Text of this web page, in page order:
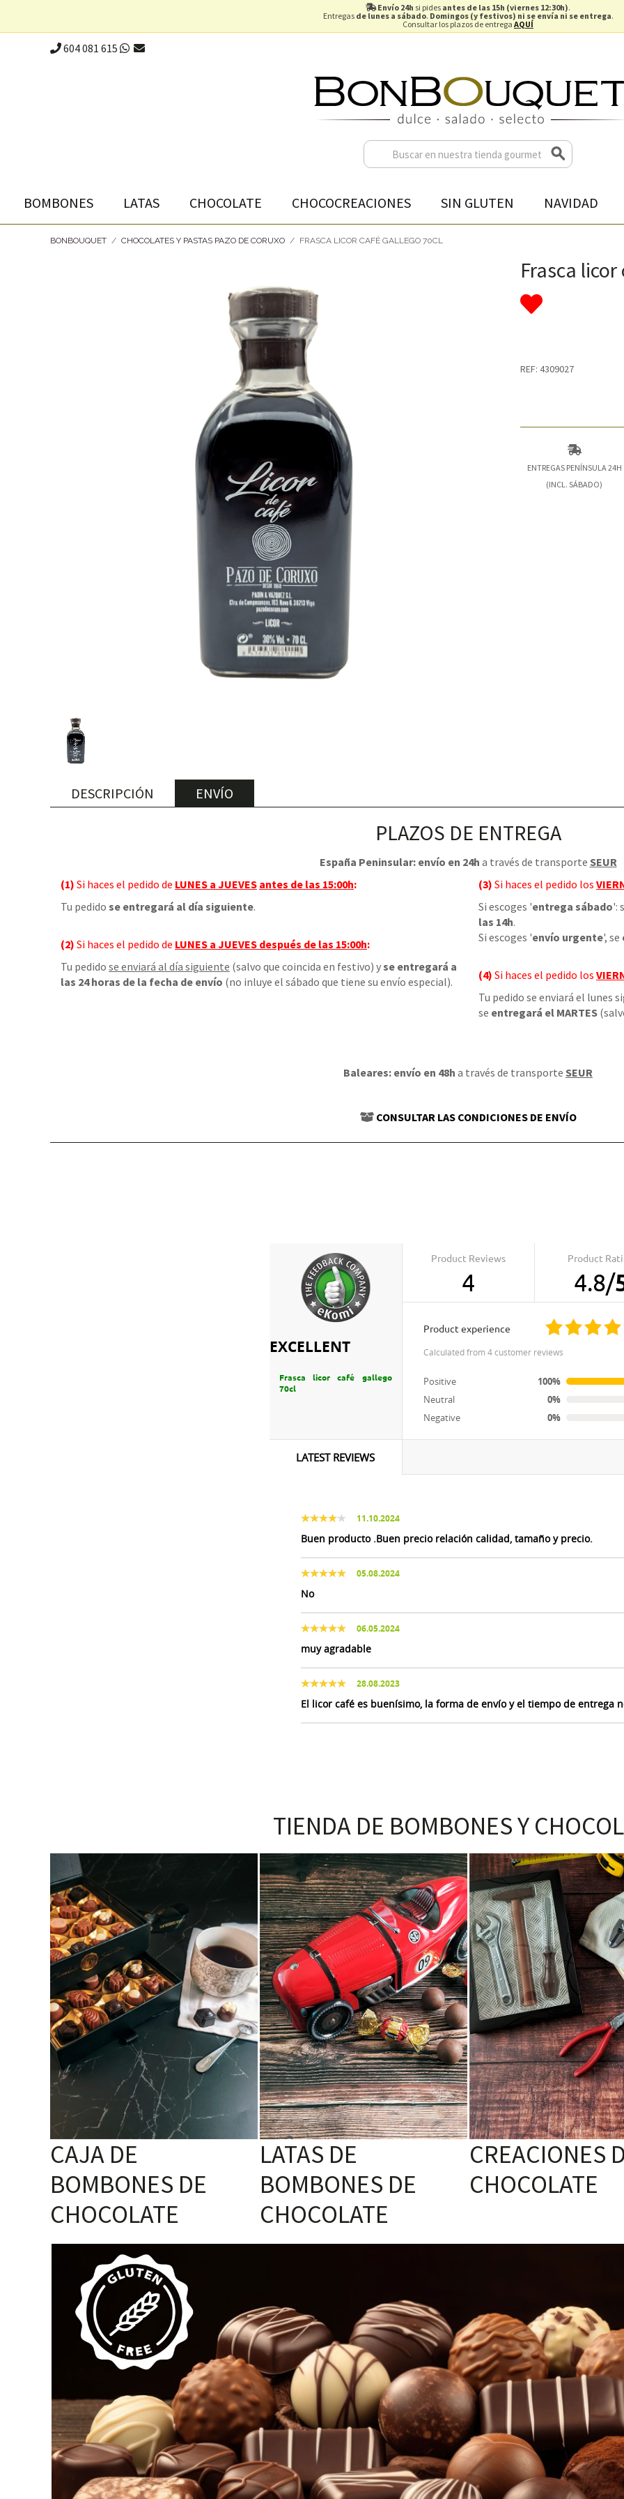
Envío 24h si pides antes de las 15h (viernes 12:30h).
Entregas de lunes a sábado. Domingos (y festivos) ni se envía ni se entrega.
Consultar los plazos de entrega AQUÍ
604 081 615
BOMBONES LATAS CHOCOLATE CHOCOCREACIONES SIN GLUTEN NAVIDAD
BONBOUQUET / CHOCOLATES Y PASTAS PAZO DE CORUXO / FRASCA LICOR CAFÉ GALLEGO 70CL
Frasca
REF: 4309027
ENTREGAS PENÍNSULA 24H
(INCL. SÁBADO)
DESCRIPCIÓN ENVÍO
PLAZOS DE ENTREGA
España Peninsular: envío en 24h a través de transporte SEUR
(1) Si haces el pedido de LUNES a JUEVES antes de las 15:00h:
Tu pedido se entregará al día siguiente.
(2) Si haces el pedido de LUNES a JUEVES después de las 15:00h:
Tu pedido se enviará al día siguiente (salvo que coincida en festivo) yse entregará a
las 24 horas de la fecha de envío (no inluye el sábado que tiene su envío especial).
(3) Si haces el pedido los
Si escoges 'entrega sábado':
las 14h.
Si escoges 'envío urgente', se
(4) Si haces el pedido los
Tu pedido se enviará el lunes
se entregará el MARTES
Baleares: envío en 48h a través de transporte SEUR
CONSULTAR LAS CONDICIONES DE ENVÍO
EXCELLENT
Frasca licor café gallego
70cl
Product Reviews
4
Product
4.8/
product experience
calculated from 4 customer reviews
Positive
100%
Neutral
0%
Negative
0%
LATEST REVIEWS
11.10.2024
Buen producto .Buen precio relación calidad, tamaño y precio.
05.08.2024
No
06.05.2024
muy agradable
28.08.2023
El licor café es buenísimo, la forma de envío y el tiempo de entrega
TIENDA DE BOMBONES Y
CAJA DE
BOMBONES DE
CHOCOLATE
LATAS DE
BOMBONES DE
CHOCOLATE
CREACIONES
CHOCOLATE